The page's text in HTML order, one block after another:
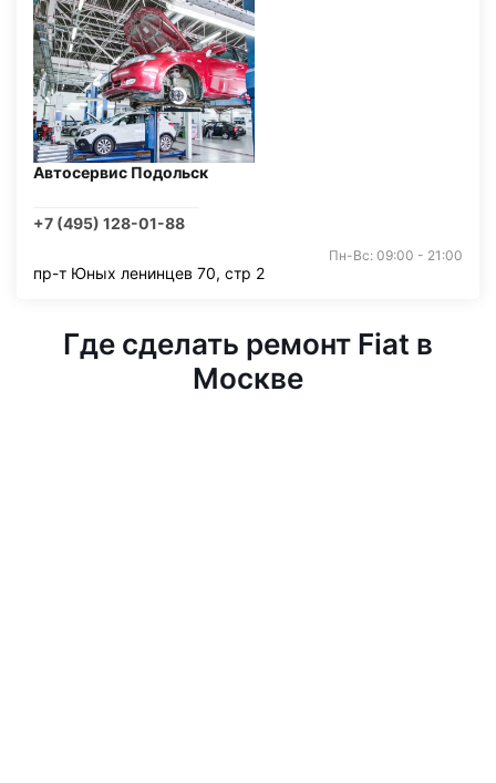
Автосервис Подольск
+7 (495) 128-01-88
Пн-Вс: 09:00 - 21:00
пр-т Юных ленинцев 70, стр 2
Где сделать ремонт Fiat в
Москве